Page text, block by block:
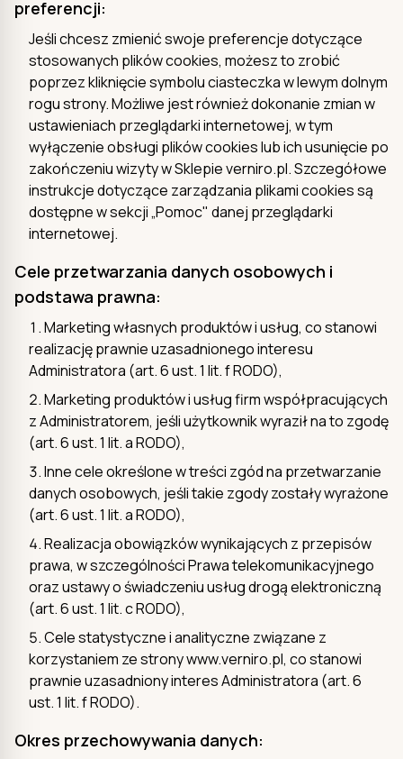
preferencji:
Jeśli chcesz zmienić swoje preferencje dotyczące
stosowanych plików cookies, możesz to zrobić
poprzez kliknięcie symbolu ciasteczka w lewym dolnym
rogu strony. Możliwe jest również dokonanie zmian w
ustawieniach przeglądarki internetowej, w tym
wyłączenie obsługi plików cookies lub ich usunięcie po
zakończeniu wizyty w Sklepie verniro.pl. Szczegółowe
instrukcje dotyczące zarządzania plikami cookies są
dostępne w sekcji „Pomoc" danej przeglądarki
internetowej.
Cele przetwarzania danych osobowych i
podstawa prawna:
Marketing własnych produktów i usług, co stanowi
realizację prawnie uzasadnionego interesu
Administratora (art. 6 ust. 1 lit. f RODO),
Marketing produktów i usług firm współpracujących
z Administratorem, jeśli użytkownik wyraził na to zgodę
(art. 6 ust. 1 lit. a RODO),
Inne cele określone w treści zgód na przetwarzanie
danych osobowych, jeśli takie zgody zostały wyrażone
(art. 6 ust. 1 lit. a RODO),
Realizacja obowiązków wynikających z przepisów
prawa, w szczególności Prawa telekomunikacyjnego
oraz ustawy o świadczeniu usług drogą elektroniczną
(art. 6 ust. 1 lit. c RODO),
Cele statystyczne i analityczne związane z
korzystaniem ze strony www.verniro.pl, co stanowi
prawnie uzasadniony interes Administratora (art. 6
ust. 1 lit. f RODO).
Okres przechowywania danych: